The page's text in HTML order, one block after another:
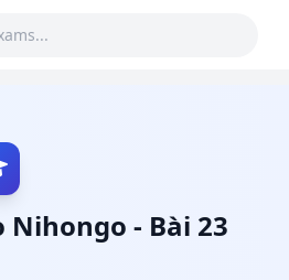
- Bài 23